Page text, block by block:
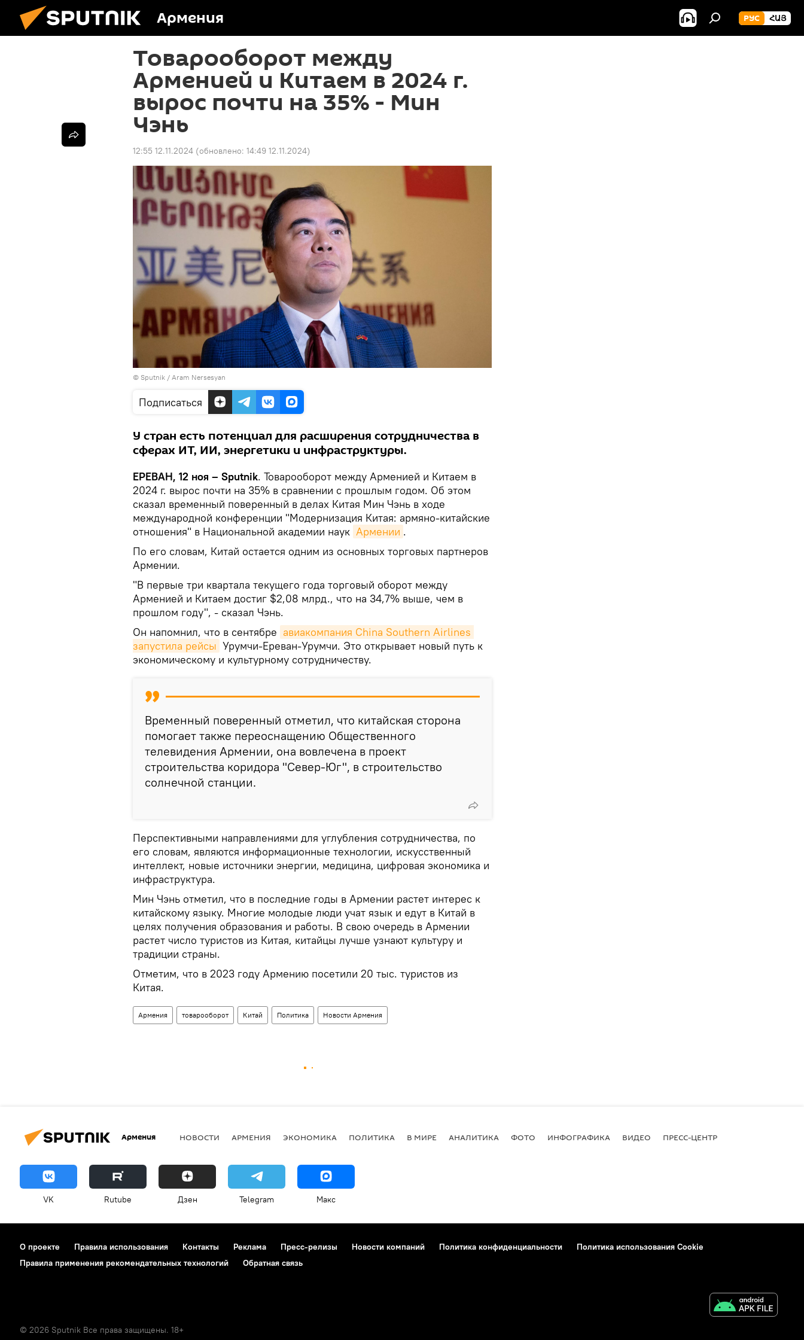
Армения РУС ՀԱՅ
Товарооборот между
Арменией и Китаем в 2024 г.
вырос почти на 35% - Мин
Чэнь
12:55 12.11.2024 (обновлено: 14:49 12.11.2024)
© Sputnik / Aram Nersesyan
Подписаться
У стран есть потенциал для расширения сотрудничества в
сферах ИТ, ИИ, энергетики и инфраструктуры.
ЕРЕВАН, 12 ноя – Sputnik. Товарооборот между Арменией и Китаем в
2024 г. вырос почти на 35% в сравнении с прошлым годом. Об этом
сказал временный поверенный в делах Китая Мин Чэнь в ходе
международной конференции "Модернизация Китая: армяно-китайские
отношения" в Национальной академии наук Армении .
По его словам, Китай остается одним из основных торговых партнеров
Армении.
"В первые три квартала текущего года торговый оборот между
Арменией и Китаем достиг $2,08 млрд., что на 34,7% выше, чем в
прошлом году", - сказал Чэнь.
Он напомнил, что в сентябре авиакомпания China Southern Airlines
запустила рейсы Урумчи-Ереван-Урумчи. Это открывает новый путь к
экономическому и культурному сотрудничеству.
Временный поверенный отметил, что китайская сторона
помогает также переоснащению Общественного
телевидения Армении, она вовлечена в проект
строительства коридора "Север-Юг", в строительство
солнечной станции.
Перспективными направлениями для углубления сотрудничества, по
его словам, являются информационные технологии, искусственный
интеллект, новые источники энергии, медицина, цифровая экономика и
инфраструктура.
Мин Чэнь отметил, что в последние годы в Армении растет интерес к
китайскому языку. Многие молодые люди учат язык и едут в Китай в
целях получения образования и работы. В свою очередь в Армении
растет число туристов из Китая, китайцы лучше узнают культуру и
традиции страны.
Отметим, что в 2023 году Армению посетили 20 тыс. туристов из
Китая.
Армения товарооборот Китай Политика Новости Армения
Армения НОВОСТИ АРМЕНИЯ ЭКОНОМИКА ПОЛИТИКА В МИРЕ АНАЛИТИКА ФОТО ИНФОГРАФИКА ВИДЕО ПРЕСС-ЦЕНТР
VK Rutube Дзен Telegram Макс
О проекте Правила использования Контакты Реклама Пресс-релизы Новости компаний Политика конфиденциальности
Политика использования Cookie
Правила применения рекомендательных технологий
Обратная связь
© 2026 Sputnik Все права защищены. 18+